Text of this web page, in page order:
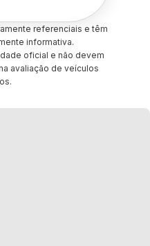
referenciais e têm
informativa.
oficial e não devem
avaliação de veículos